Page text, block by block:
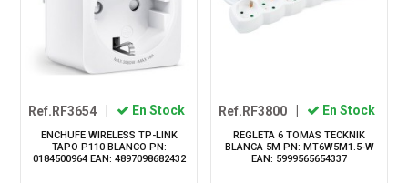
Ref.RF3654 En Stock
ENCHUFE WIRELESS TP-LINK
TAPO P110 BLANCO PN:
0184500964 EAN: 4897098682432
Ref.RF3800 En Stock
REGLETA 6 TOMAS TECKNIK
BLANCA 5M PN: MT6W5M1.5-W
EAN: 5999565654337